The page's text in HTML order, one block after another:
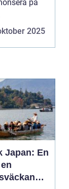
på
2025
Japan: En